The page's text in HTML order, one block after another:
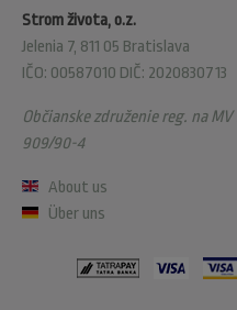
Strom života, o.z.
Jelenia 7, 811 05 Bratislava
IČO: 00587010 DIČ: 2020830713
Občianske združenie reg. na MV
909/90-4
About us
Über uns